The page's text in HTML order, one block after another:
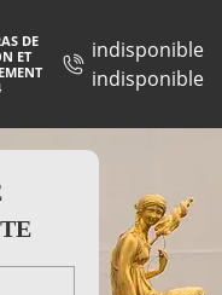
DE
ET
indisponible
indisponible